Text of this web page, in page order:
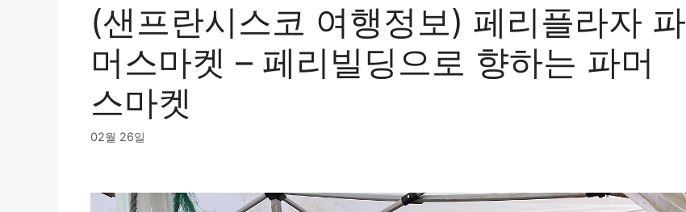
(샌프란시스코 여행정보) 페리플라자 파
머스마켓 – 페리빌딩으로 향하는 파머
스마켓
02월 26일